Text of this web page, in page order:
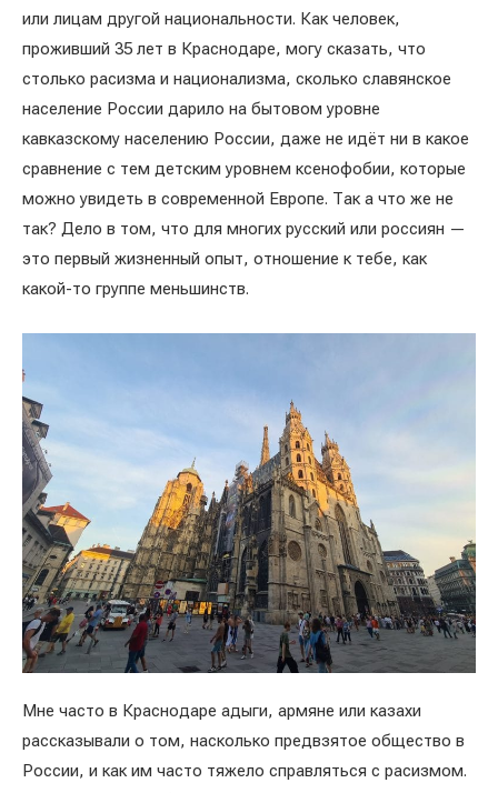
или лицам другой национальности. Как человек,
проживший 35 лет в Краснодаре, могу сказать, что
столько расизма и национализма, сколько славянское
население России дарило на бытовом уровне
кавказскому населению России, даже не идёт ни в какое
сравнение с тем детским уровнем ксенофобии, которые
можно увидеть в современной Европе. Так а что же не
так? Дело в том, что для многих русский или россиян —
это первый жизненный опыт, отношение к тебе, как
какой-то группе меньшинств.
Мне часто в Краснодаре адыги, армяне или казахи
рассказывали о том, насколько предвзятое общество в
России, и как им часто тяжело справляться с расизмом.